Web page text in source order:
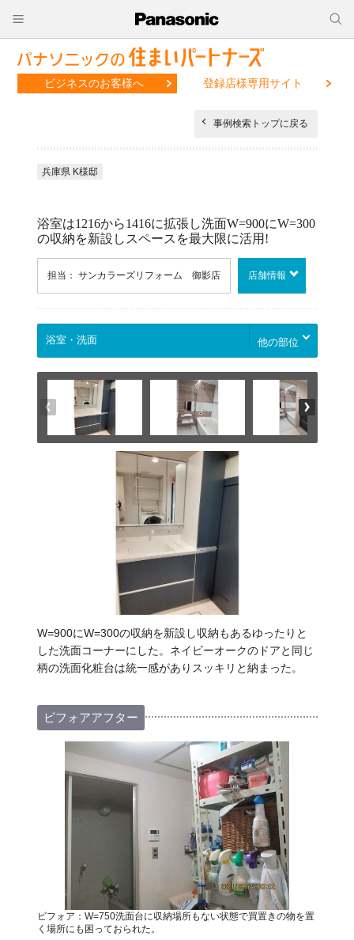
ビジネスのお客様へ 登録店様専用サイト
事例検索トップに戻る
兵庫県 K様邸
浴室は1216から1416に拡張し洗面W=900にW=300
の収納を新設しスペースを最大限に活用!
担当： サンカラーズリフォーム 御影店 店舗情報
他の部位
W=900にW=300の収納を新設し収納もあるゆったりと
した洗面コーナーにした。ネイビーオークのドアと同じ
柄の洗面化粧台は統一感がありスッキリと納まった。
ビフォアアフター
ビフォア：W=750洗面台に収納場所もない状態で買置きの物を置
く場所にも困っておられた。